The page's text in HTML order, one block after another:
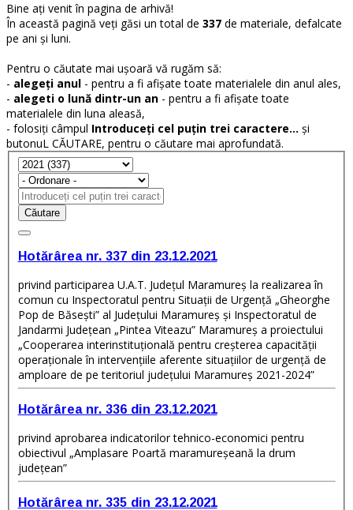
Bine ați venit în pagina de arhivă!
În această pagină veți găsi un total de 337 de materiale, defalcate
pe ani și luni.
Pentru o căutate mai ușoară vă rugăm să:
- alegeți anul - pentru a fi afișate toate materialele din anul ales,
- alegeti o lună dintr-un an - pentru a fi afișate toate
materialele din luna aleasă,
- folosiți câmpul Introduceți cel puțin trei caractere... și
butonuL CĂUTARE, pentru o căutare mai aprofundată.
Căutare
Hotărârea nr. 337 din 23.12.2021
privind participarea U.A.T. Judeţul Maramureş la realizarea în
comun cu Inspectoratul pentru Situaţii de Urgenţă „Gheorghe
Pop de Băseşti” al Judeţului Maramureş și Inspectoratul de
Jandarmi Județean „Pintea Viteazu” Maramureş a proiectului
„Cooperarea interinstituțională pentru creșterea capacității
operaționale în intervențiile aferente situațiilor de urgență de
amploare de pe teritoriul județului Maramureș 2021-2024”
Hotărârea nr. 336 din 23.12.2021
privind aprobarea indicatorilor tehnico-economici pentru
obiectivul „Amplasare Poartă maramureșeană la drum
județean”
Hotărârea nr. 335 din 23.12.2021